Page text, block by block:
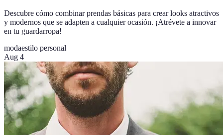
Descubre cómo combinar prendas básicas para crear looks atractivos
y modernos que se adapten a cualquier ocasión. ¡Atrévete a innovar
en tu guardarropa!
modaestilo personal
Aug 4